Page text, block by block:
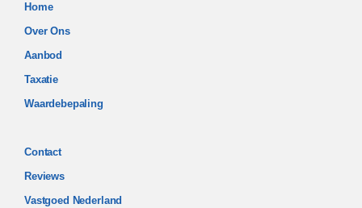
Home
Over Ons
Aanbod
Taxatie
Waardebepaling
Contact
Reviews
Vastgoed Nederland